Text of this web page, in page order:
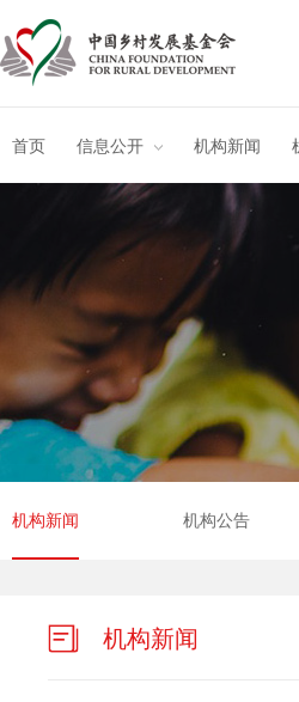
首页 信息公开 机构新闻
机构新闻 机构公告
机构新闻